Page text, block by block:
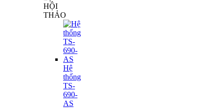
HỘI
THẢO
Hệ
thống
TS-
690-
AS